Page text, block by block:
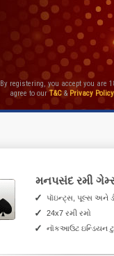
By registering, you accept you are
agree to ourT&C& Privacy
મનપસંદ રમી
પૉઇન્ટ્સ, પૂલ્સ અને
24x7 રમી રમો
નૉકઆઉટ ઇન્ડિયન